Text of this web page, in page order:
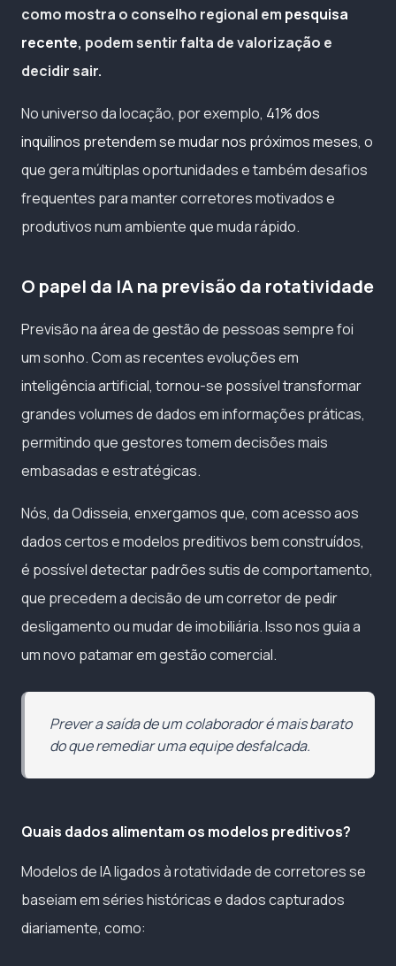
como mostra o conselho regional em pesquisa
recente, podem sentir falta de valorização e
decidir sair.
No universo da locação, por exemplo, 41% dos
inquilinos pretendem se mudar nos próximos meses, o
que gera múltiplas oportunidades e também desafios
frequentes para manter corretores motivados e
produtivos num ambiente que muda rápido.
O papel da IA na previsão da rotatividade
Previsão na área de gestão de pessoas sempre foi
um sonho. Com as recentes evoluções em
inteligência artificial, tornou-se possível transformar
grandes volumes de dados em informações práticas,
permitindo que gestores tomem decisões mais
embasadas e estratégicas.
Nós, da Odisseia, enxergamos que, com acesso aos
dados certos e modelos preditivos bem construídos,
é possível detectar padrões sutis de comportamento,
que precedem a decisão de um corretor de pedir
desligamento ou mudar de imobiliária. Isso nos guia a
um novo patamar em gestão comercial.
Prever a saída de um colaborador é mais barato
do que remediar uma equipe desfalcada.
Quais dados alimentam os modelos preditivos?
Modelos de IA ligados à rotatividade de corretores se
baseiam em séries históricas e dados capturados
diariamente, como: